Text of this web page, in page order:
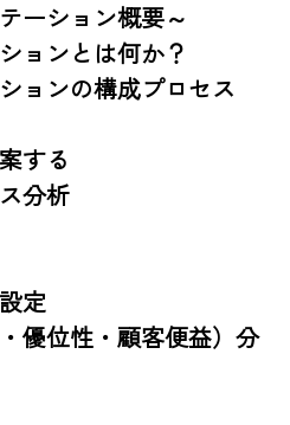
ーション概要～
ョンとは何か？
ョンの構成プロセス
する
分析
定
優位性・顧客便益）分